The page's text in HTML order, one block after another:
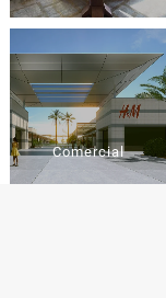
Comercial